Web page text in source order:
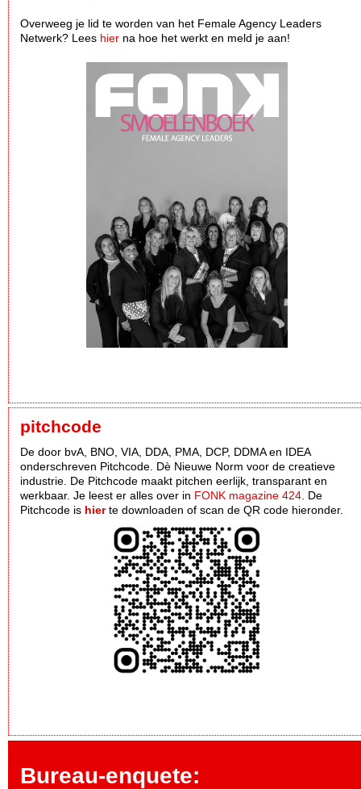
Overweeg je lid te worden van het Female Agency Leaders
Netwerk? Lees hier na hoe het werkt en meld je aan!
pitchcode
De door bvA, BNO, VIA, DDA, PMA, DCP, DDMA en IDEA
onderschreven Pitchcode. Dè Nieuwe Norm voor de creatieve
industrie. De Pitchcode maakt pitchen eerlijk, transparant en
werkbaar. Je leest er alles over in FONK magazine 424 . De
Pitchcode is hierte downloaden of scan de QR code hieronder.
Bureau-enquete: